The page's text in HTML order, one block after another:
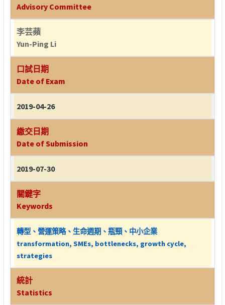
Advisory Committee
李芸蘋
Yun-Ping Li
口試日期
Date of Exam
2019-04-26
繳交日期
Date of Submission
2019-07-30
關鍵字
Keywords
轉型、營運策略、生命週期、瓶頸、中小企業
transformation, SMEs, bottlenecks, growth cycle,
strategies
統計
Statistics